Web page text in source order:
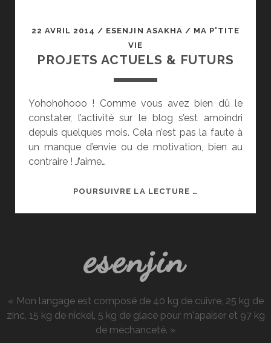
22 AVRIL 2014 / ESENJIN ASAKHA / MA P'TITE
VIE
PROJETS ACTUELS & FUTURS
Yohohohooo ! Comme vous avez bien dû le
constater, l’activité sur le blog s’est amoindri
depuis quelques mois. Cela n’est pas la faute à
un manque d’envie ou de motivation, bien au
contraire ! J’aime…
POURSUIVRE LA LECTURE …
esenjin
« Mon langage est composé de 40 kg de cuivre, 25 kg de
zinc, 15 kg de nickel, 5 kg de glace pour m'apaiser et 97 kg
de méchanceté. »